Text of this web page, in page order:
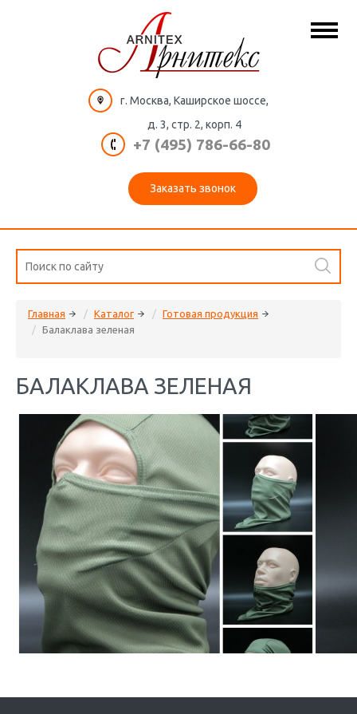
г. Москва, Каширское шоссе,
д. 3, стр. 2, корп. 4
+7 (495) 786-66-80
Заказать звонок
Главная Каталог
Готовая продукция
Балаклава зеленая
БАЛАКЛАВА ЗЕЛЕНАЯ